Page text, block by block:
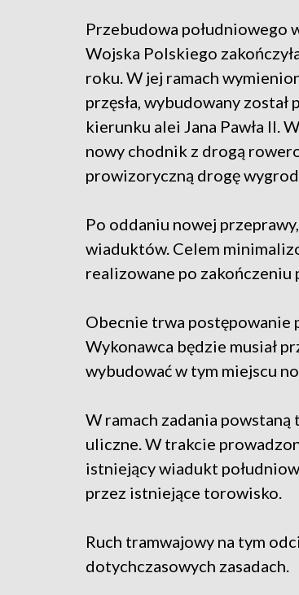
Przebudowa południowego
Wojska Polskiego
roku. W jej ramach
przęsła, wybudowany został
kierunku alei Jana Pawła II.
nowy chodnik z drogą
prowizoryczną drogę
Po oddaniu nowej
wiaduktów. Celem
realizowane po zakończeniu
Obecnie trwa postępowanie
Wykonawca będzie musiał
wybudować w tym miejscu
W ramach zadania
uliczne. W trakcie
istniejący wiadukt
przez istniejące torowisko.
Ruch tramwajowy na tym
dotychczasowych zasadach.